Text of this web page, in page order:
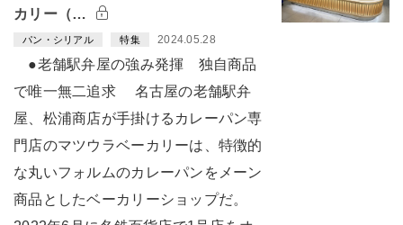
カリー（…
パン・シリアル 特集 2024.05.28
●老舗駅弁屋の強み発揮 独自商品
で唯一無二追求 名古屋の老舗駅弁
屋、松浦商店が手掛けるカレーパン専
門店のマツウラベーカリーは、特徴的
な丸いフォルムのカレーパンをメーン
商品としたベーカリーショップだ。